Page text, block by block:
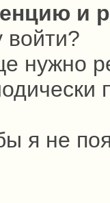
и
войти?
нужно
я не